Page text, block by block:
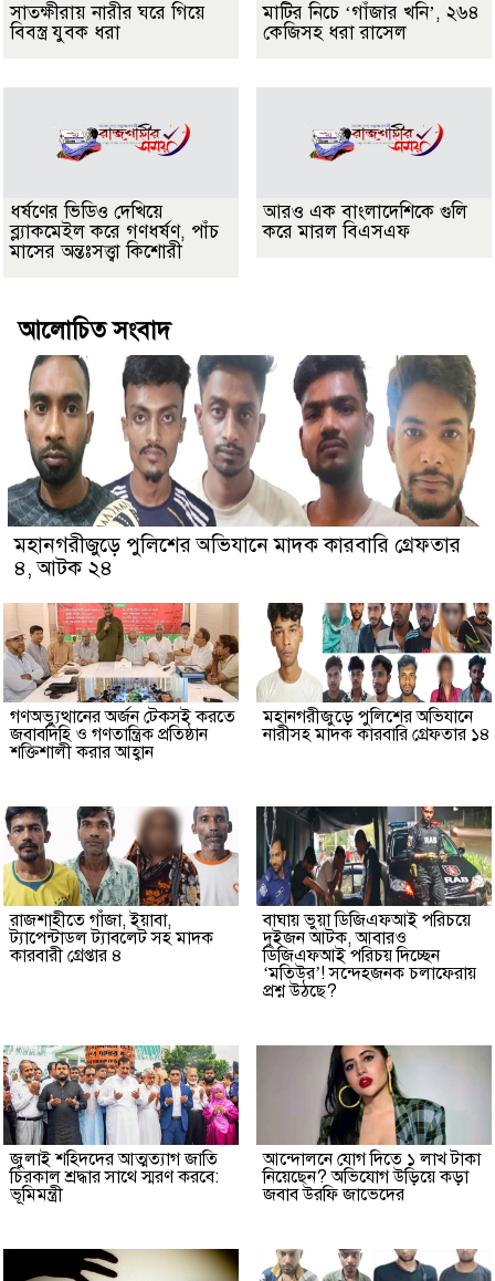
সাতক্ষীরায় নারীর ঘরে গিয়ে
বিবস্ত্র যুবক ধরা
মাটির নিচে ‘গাঁজার খনি’, ২৬৪
কেজিসহ ধরা রাসেল
ধর্ষণের ভিডিও দেখিয়ে
ব্ল্যাকমেইল করে গণধর্ষণ, পাঁচ
মাসের অন্তঃসত্ত্বা কিশোরী
আরও এক বাংলাদেশিকে গুলি
করে মারল বিএসএফ
আলোচিত সংবাদ
মহানগরীজুড়ে পুলিশের অভিযানে মাদক কারবারি গ্রেফতার
৪, আটক ২৪
গণঅভ্যুত্থানের অর্জন টেকসই করতে
জবাবদিহি ও গণতান্ত্রিক প্রতিষ্ঠান
শক্তিশালী করার আহ্বান
মহানগরীজুড়ে পুলিশের অভিযানে
নারীসহ মাদক কারবারি গ্রেফতার ১৪
রাজশাহীতে গাঁজা, ইয়াবা,
ট্যাপেন্টাডল ট্যাবলেট সহ মাদক
কারবারী গ্রেপ্তার ৪
বাঘায় ভুয়া ডিজিএফআই পরিচয়ে
দুইজন আটক, আবারও
ডিজিএফআই পরিচয় দিচ্ছেন
‘মতিউর’! সন্দেহজনক চলাফেরায়
প্রশ্ন উঠছে?
জুলাই শহিদদের আত্মত্যাগ জাতি
চিরকাল শ্রদ্ধার সাথে স্মরণ করবে:
ভূমিমন্ত্রী
আন্দোলনে যোগ দিতে ১ লাখ টাকা
নিয়েছেন? অভিযোগ উড়িয়ে কড়া
জবাব উরফি জাভেদের